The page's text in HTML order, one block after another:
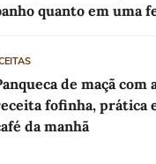
quanto em uma
de maçã com
fofinha, prática
da manhã